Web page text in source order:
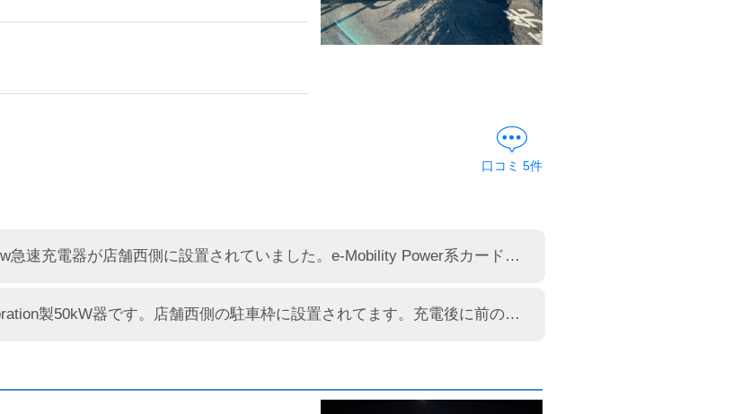
口コミ 5件
ダイヘン製50kw急速充電器が店舗西側に設置されていました。e-Mobility Power系カード、ビジターの場合はe-Mobility Powerアプリまたは充電器貼付けのQRコードから55円/分〜で利用できます。
DAIHEN Corporation製50kW器です。店舗西側の駐車枠に設置されてます。充電後に前の通りに出る際、車両や歩行者等要注意です。